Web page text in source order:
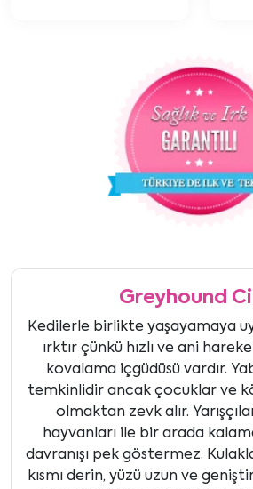
Greyhound
Kedilerle birlikte yaşayamaya
ırktır çünkü hızlı ve ani
kovalama içgüdüsü vardır.
temkinlidir ancak çocuklar ve
olmaktan zevk alır.
hayvanları ile bir arada
davranışı pek göstermez.
kısmı derin, yüzü uzun ve